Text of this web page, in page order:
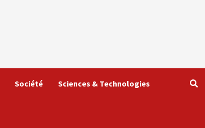
Société Sciences & Technologies